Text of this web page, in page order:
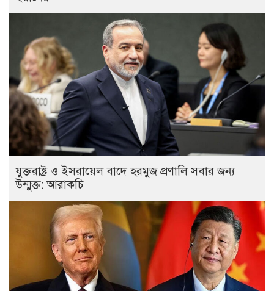
যুক্তরাষ্ট্র ও ইসরায়েল বাদে হরমুজ প্রণালি সবার জন্য
উন্মুক্ত: আরাকচি